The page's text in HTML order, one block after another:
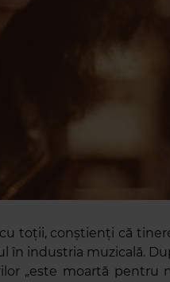
toții, conștienți că
în industria muzicală.
„este moartă pentru